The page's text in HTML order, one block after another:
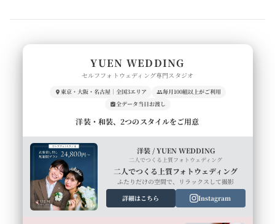
YUEN WEDDING
セルフフォトウェディング専門スタジオ
東京・大阪・名古屋｜全国3エリア
毎月100組以上がご利用
全データ当日お渡し
洋装・和装、2つのスタイルをご用意
洋装 / YUEN WEDDING
二人でつくる上質フォトウェディング
二人でつくる上質フォトウェディング
ふたりだけの空間で、リラックスして撮影
詳細はこちら
Instagram